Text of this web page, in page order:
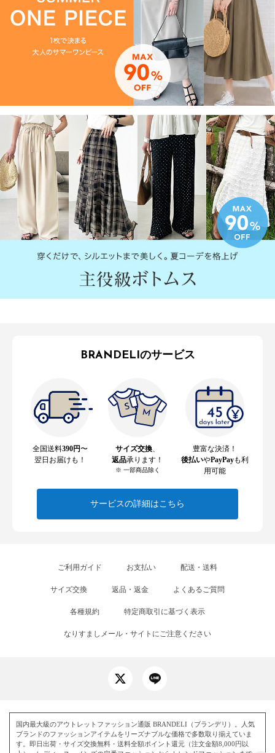
BRANDELIのサービス
全国送料390円〜
翌日お届けも！
サイズ交換
返品承ります！
※ 一部商品除く
豊富な決済！
後払いやPayPayも利
用可能
サービスの詳細はこちら
ご利用ガイド お支払い 配送・送料
サイズ交換 返品・返金 よくあるご質問
各種規約 特定商取引に基づく表示
なりすましメール・サイトにご注意ください
国内最大級のアウトレットファッション通販 BRANDELI（ブランデリ）。人気
ブランドのファッションアイテムをリーズナブルな価格で多数取り揃えていま
す。即日出荷・サイズ交換無料・送料全額ポイント還元（注文金額8,000円以